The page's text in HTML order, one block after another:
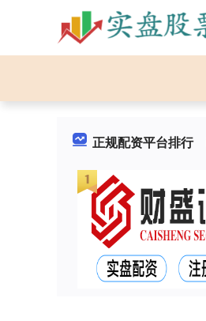
正规配资平台排行